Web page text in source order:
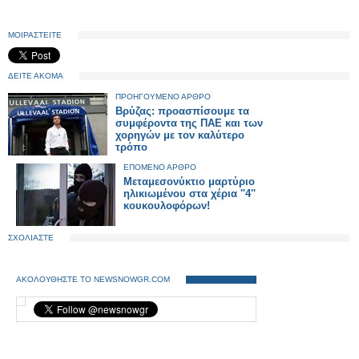
ΜΟΙΡΑΣΤΕΙΤΕ
ΔΕΙΤΕ ΑΚΟΜΑ
ΠΡΟΗΓΟΥΜΕΝΟ ΑΡΘΡΟ
Βρύζας: προασπίσουμε τα
συμφέροντα της ΠΑΕ και των
χορηγών με τον καλύτερο
τρόπο
ΕΠΟΜΕΝΟ ΑΡΘΡΟ
Μεταμεσονύκτιο μαρτύριο
ηλικιωμένου στα χέρια ''4''
κουκουλοφόρων!
ΣΧΟΛΙΑΣΤΕ
ΑΚΟΛΟΥΘΗΣΤΕ ΤΟ NEWSNOWGR.COM